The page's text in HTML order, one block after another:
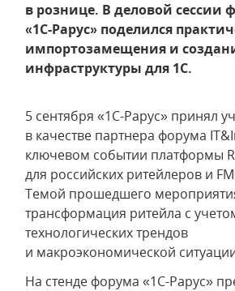
в рознице. В деловой сессии
«1С-Рарус» поделился
импортозамещения и
инфраструктуры для 1С.
5 сентября «1С-Рарус» принял
в качестве партнера форума
ключевом событии платформы
для российских ритейлеров и
Темой прошедшего
трансформация ритейла с
технологических трендов
и макроэкономической
На стенде форума «1С-Рарус»